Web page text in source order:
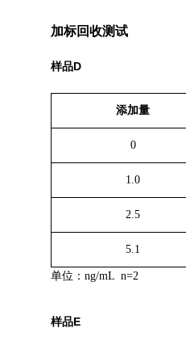
加标回收测试
样品D
添加量
0
1.0
2.5
5.1
单位：ng/mL n=2
样品E